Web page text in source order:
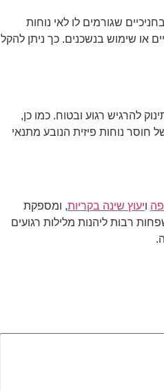
שגורמים לו לאי נוחות
או שימוש בנשכנים. כך ניתן להקל
להרגיש רגוע ובטוח. כמו כן,
חוסר נוחות פיזית הנובע מתנאי
ויעוץ שינה בקריות, ומספקת
רבות ליהנות מלילות רגועים